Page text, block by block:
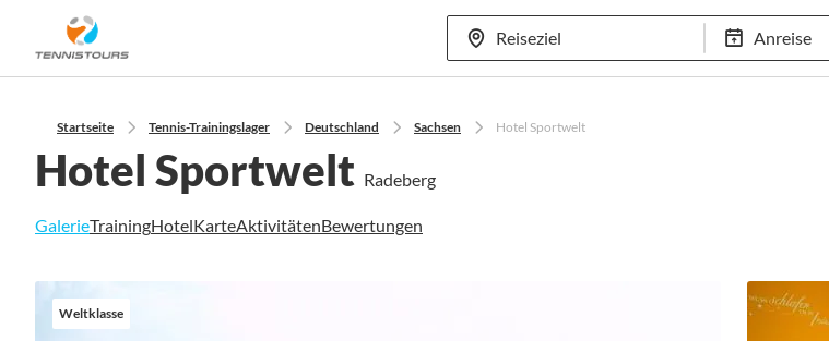
Anreise
Mehr als 70 Standorte 97,8% Weiterempfehlungsrate
Startseite Tennis-Trainingslager Deutschland Sachsen Hotel Sportwelt
Hotel Sportwelt Radeberg
GalerieTrainingHotelKarteAktivitätenBewertungen
EndeWeltklasse